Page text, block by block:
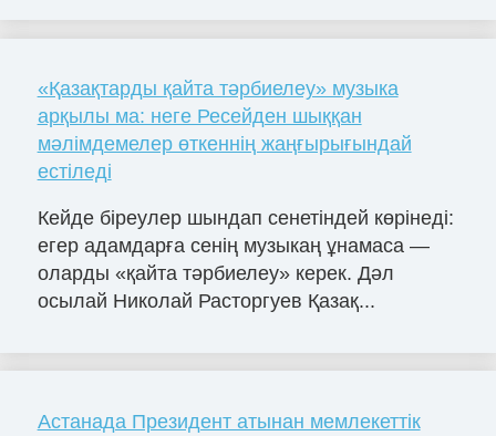
«Қазақтарды қайта тәрбиелеу» музыка
арқылы ма: неге Ресейден шыққан
мәлімдемелер өткеннің жаңғырығындай
естіледі
Кейде біреулер шындап сенетіндей көрінеді:
егер адамдарға сенің музыкаң ұнамаса —
оларды «қайта тәрбиелеу» керек. Дәл
осылай Николай Расторгуев Қазақ...
Астанада Президент атынан мемлекеттік